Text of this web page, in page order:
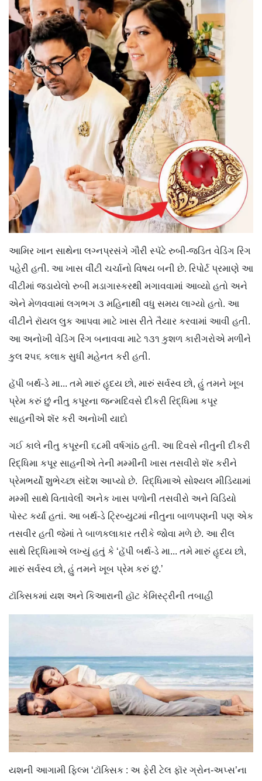
આમિર ખાન સાથેના લગ્નપ્રસંગે ગૌરી સ્પૅટે રુબી-જડિત વેડિંગ રિંગ
પહેરી હતી. આ ખાસ વીંટી ચર્ચાનો વિષય બની છે. રિપોર્ટ પ્રમાણે આ
વીંટીમાં જડાયેલો રુબી મડાગાસ્કરથી મગાવવામાં આવ્યો હતો અને
એને મેળવવામાં લગભગ ૩ મહિનાથી વધુ સમય લાગ્યો હતો. આ
વીંટીને રૉયલ લુક આપવા માટે ખાસ રીતે તૈયાર કરવામાં આવી હતી.
આ અનોખી વેડિંગ રિંગ બનાવવા માટે ૧૩૧ કુશળ કારીગરોએ મળીને
કુલ ૨૫૬ કલાક સુધી મહેનત કરી હતી.
હૅપી બર્થ-ડે મા... તમે મારું હૃદય છો, મારું સર્વસ્વ છો, હું તમને ખૂબ
પ્રેમ કરું છું નીતુ કપૂરના જન્મદિવસે દીકરી રિદ્ધિમા કપૂર
સાહનીએ શૅર કરી અનોખી યાદો
ગઈ કાલે નીતુ કપૂરની ૬૮મી વર્ષગાંઠ હતી. આ દિવસે નીતુની દીકરી
રિદ્ધિમા કપૂર સાહનીએ તેની મમ્મીની ખાસ તસવીરો શૅર કરીને
પ્રેમભર્યો શુભેચ્છા સંદેશ આપ્યો છે. રિદ્ધિમાએ સોશ્યલ મીડિયામાં
મમ્મી સાથે વિતાવેલી અનેક ખાસ પળોની તસવીરો અને વિડિયો
પોસ્ટ કર્યાં હતાં. આ બર્થ-ડે ટ્રિબ્યુટમાં નીતુના બાળપણની પણ એક
તસવીર હતી જેમાં તે બાળકલાકાર તરીકે જોવા મળે છે. આ રીલ
સાથે રિદ્ધિમાએ લખ્યું હતું કે ‘હૅપી બર્થ-ડે મા... તમે મારું હૃદય છો,
મારું સર્વસ્વ છો, હું તમને ખૂબ પ્રેમ કરું છું.’
ટૉક્સિકમાં યશ અને કિઆરાની હૉટ કેમિસ્ટ્રીની તબાહી
યશની આગામી ફિલ્મ ‘ટૉક્સિક : અ ફેરી ટેલ ફૉર ગ્રોન-અપ્સ’ના